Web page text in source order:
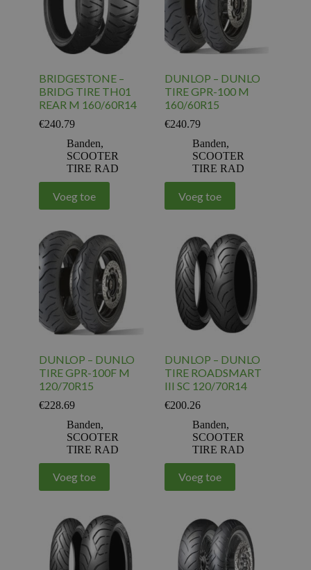
BRIDGESTONE –
BRIDG TIRE TH01
REAR M 160/60R14
€240.79
Banden,
SCOOTER
TIRE RAD
Voeg toe
DUNLOP – DUNLO
TIRE GPR-100 M
160/60R15
€240.79
Banden,
SCOOTER
TIRE RAD
Voeg toe
DUNLOP – DUNLO
TIRE GPR-100F M
120/70R15
€228.69
Banden,
SCOOTER
TIRE RAD
Voeg toe
DUNLOP – DUNLO
TIRE ROADSMART
III SC 120/70R14
€200.26
Banden,
SCOOTER
TIRE RAD
Voeg toe